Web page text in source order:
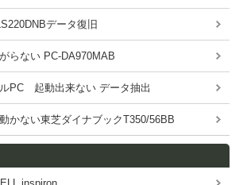
データ復旧
らない PC-DA970MAB
PC 起動出来ない データ抽出
かない東芝ダイナブックT350/56BB